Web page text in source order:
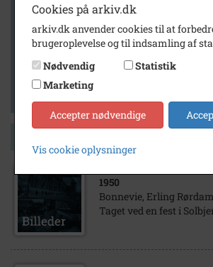
Vis kun med billeder
Vis kun med filmklip
Vis kun med kilder
1950
Bonnevie, Erling
Taget ved en fest i
Cookies på arkiv.dk
arkiv.dk anvender cookies til at
brugeroplevelse og til indsamling af
Nødvendig
Statistik
Marketing
Accepter nødvendige
Vis cookie oplysninger